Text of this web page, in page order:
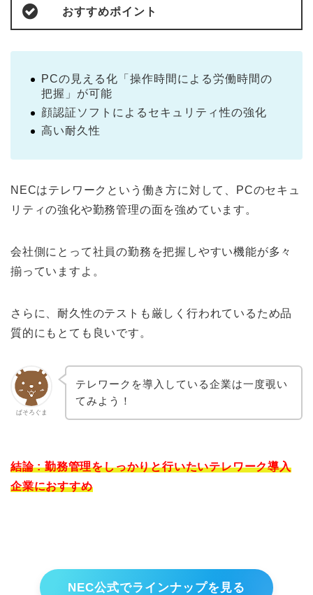
おすすめポイント
PCの見える化「操作時間による労働時間の
把握」が可能
顔認証ソフトによるセキュリティ性の強化
高い耐久性
NECはテレワークという働き方に対して、PCのセキュ
リティの強化や勤務管理の面を強めています。
会社側にとって社員の勤務を把握しやすい機能が多々
揃っていますよ。
さらに、耐久性のテストも厳しく行われているため品
質的にもとても良いです。
ぱそろぐま
テレワークを導入している企業は一度覗い
てみよう！
結論 : 勤務管理をしっかりと行いたいテレワーク導入
企業におすすめ
NEC公式でラインナップを見る